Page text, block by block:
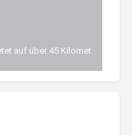
auf über 45 Kilometer